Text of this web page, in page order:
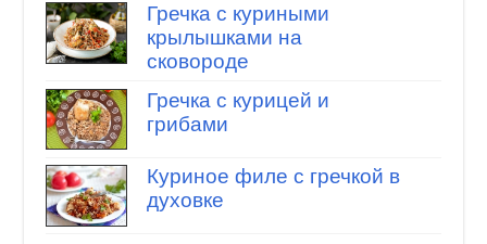
Гречка с куриными
крылышками на
сковороде
Гречка с курицей и
грибами
Куриное филе с гречкой в
духовке